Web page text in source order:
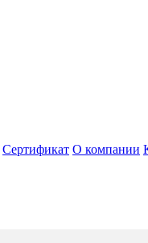
Сертификат О компании